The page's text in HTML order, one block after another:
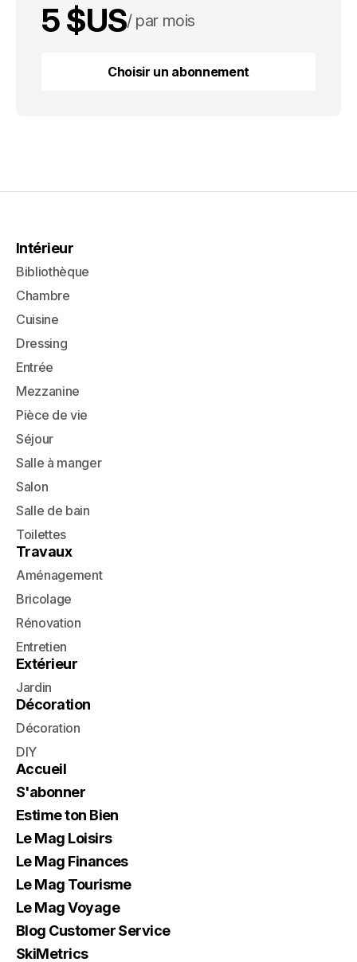
5 $US par mois
50 $US par an
Choisir un abonnement
Intérieur
Bibliothèque
Chambre
Cuisine
Dressing
Entrée
Mezzanine
Pièce de vie
Séjour
Salle à manger
Salon
Salle de bain
Toilettes
Travaux
Aménagement
Bricolage
Rénovation
Entretien
Extérieur
Jardin
Décoration
Décoration
DIY
Accueil
S'abonner
Estime ton Bien
Le Mag Loisirs
Le Mag Finances
Le Mag Tourisme
Le Mag Voyage
Blog Customer Service
SkiMetrics